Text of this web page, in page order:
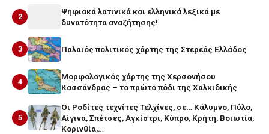
2
Ψηφιακά λατινικά και ελληνικά λεξικά με
δυνατότητα αναζήτησης!
3 Παλαιός πολιτικός χάρτης της Στερεάς Ελλάδος
4
Μορφολογικός χάρτης της Χερσονήσου
Κασσάνδρας – το πρώτο πόδι της Χαλκιδικής
5
Οι Ροδίτες τεχνίτες Τελχίνες, σε… Κάλυμνο, Πύλο,
Αίγινα, Σπέτσες, Αγκίστρι, Κύπρο, Κρήτη, Βοιωτία,
Κορινθία,…